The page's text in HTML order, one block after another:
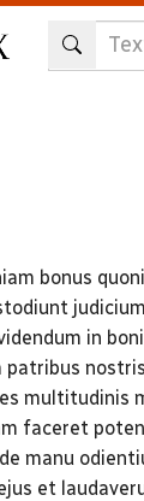
bonus
in
patribus
multitudinis
faceret
manu
et